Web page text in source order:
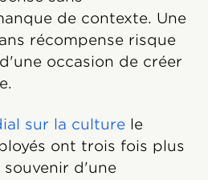
de contexte. Une
récompense risque
occasion de créer
sur la culture le
ont trois fois plus
souvenir d'une